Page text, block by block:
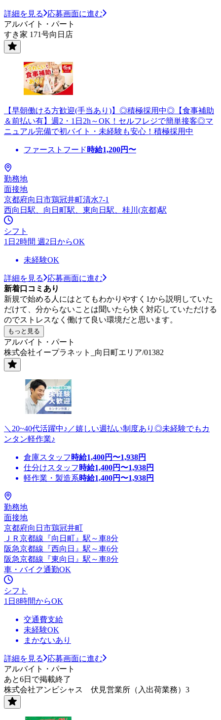
詳細を見る
応募画面に進む
アルバイト・パート
すき家 171号向日店
【早朝働ける方歓迎(手当あり)】◎積極採用中◎【食事補助
＆前払い有】週2・1日2h～OK！セルフレジで簡単接客◎マ
ニュアル完備で初バイト・未経験も安心！積極採用中
ファーストフード 時給1,200円〜
勤務地
面接地
京都府向日市鶏冠井町清水7-1
西向日駅、向日町駅、東向日駅、桂川(京都)駅
シフト
1日2時間 週2日からOK
未経験OK
詳細を見る
応募画面に進む
新着口コミあり
新規で始める人にはとてもわかりやすく1から説明していた
だけて、分からないことは聞いたら快く対応していただける
のでストレスなく働けて良い環境だと思います。
もっと見る
アルバイト・パート
株式会社イープラネット_向日町エリア/01382
＼20~40代活躍中♪／嬉しい週払い制度あり◎未経験でもカ
ンタン軽作業♪
倉庫スタッフ 時給1,400円〜1,938円
仕分けスタッフ 時給1,400円〜1,938円
軽作業・製造系時給1,400円〜1,938円
勤務地
面接地
京都府向日市鶏冠井町
ＪＲ京都線『向日町』駅～車8分
阪急京都線『西向日』駅～車6分
阪急京都線『東向日』駅～車8分
車・バイク通勤OK
シフト
1日8時間からOK
交通費支給
未経験OK
まかないあり
詳細を見る
応募画面に進む
アルバイト・パート
あと6日で掲載終了
株式会社アンビシャス 伏見営業所（入出荷業務）3